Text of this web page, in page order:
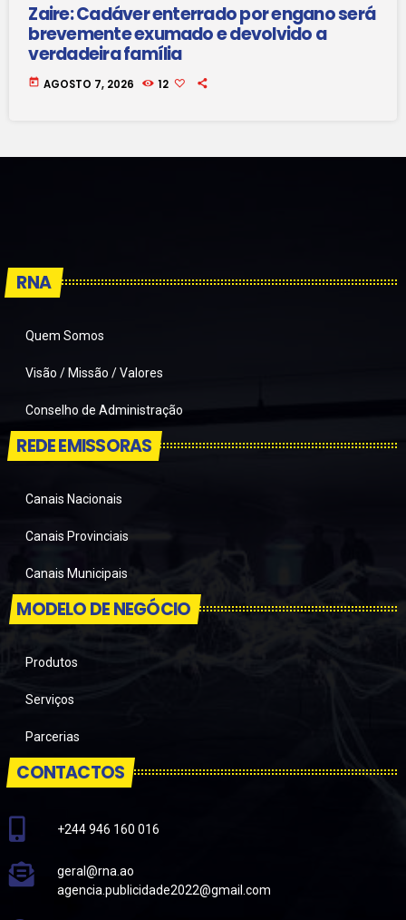
Zaire: Cadáver enterrado por engano será
brevemente exumado e devolvido a
verdadeira família
today AGOSTO 7, 2026 12
RNA
Quem Somos
Visão / Missão / Valores
Conselho de Administração
REDE EMISSORAS
Canais Nacionais
Canais Provinciais
Canais Municipais
MODELO DE NEGÓCIO
Produtos
Serviços
Parcerias
CONTACTOS
+244 946 160 016
geral@rna.ao
agencia.publicidade2022@gmail.com